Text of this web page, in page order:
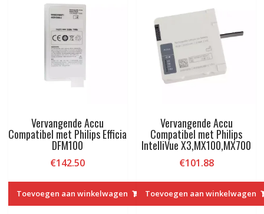
Vervangende Accu
Compatibel met Philips Efficia
DFM100
€142.50
Toevoegen aan winkelwagen
Vervangende Accu
Compatibel met Philips
IntelliVue X3,MX100,MX700
€101.88
Toevoegen aan winkelwagen